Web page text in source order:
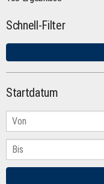
Schnell-Filter
Startdatum